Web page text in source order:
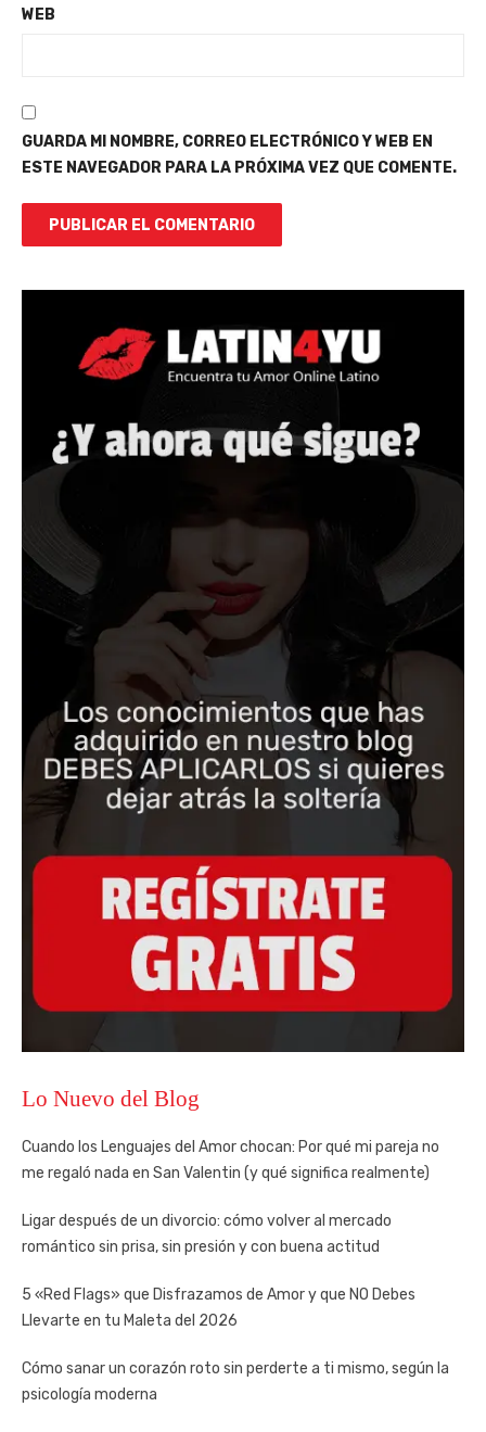
WEB
GUARDA MI NOMBRE, CORREO ELECTRÓNICO Y WEB EN
ESTE NAVEGADOR PARA LA PRÓXIMA VEZ QUE COMENTE.
Lo Nuevo del Blog
Cuando los Lenguajes del Amor chocan: Por qué mi pareja no
me regaló nada en San Valentin (y qué significa realmente)
Ligar después de un divorcio: cómo volver al mercado
romántico sin prisa, sin presión y con buena actitud
5 «Red Flags» que Disfrazamos de Amor y que NO Debes
Llevarte en tu Maleta del 2026
Cómo sanar un corazón roto sin perderte a ti mismo, según la
psicología moderna